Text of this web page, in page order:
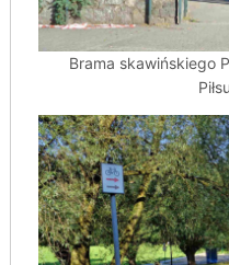
Brama skawińskiego